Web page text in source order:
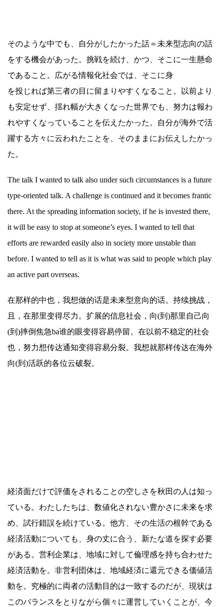
そのような中でも、自分がしたかった話＝未来型志向の話
をする機会があった。挑戦を続け、かつ、そこに一生懸命
であること。広がる情報化社会では、そこに身
を投じれば第三者の目に留まりやすくなること。以前より
も安定せず、揺れ幅が大きくなった世界でも、努力は報わ
れやすくなっていることを伝えたかった。自分が海外で活
躍する方々に云われたことを、そのままにお伝えしたかっ
た。
The talk I wanted to talk also under such circumstances is a future
type-oriented talk. A challenge is continued and it becomes frantic
there. At the spreading information society, if he is invested there,
it will be easy to stop at someone’s eyes. I wanted to tell that
efforts are rewarded easily also in society more unstable than
before. I wanted to tell as it is what was said to people which play
an active part overseas.
在那样的中也，我想做的话是未来型意向的话。持续挑战，
且，在那里变得尽力。扩展的信息社会，向(到)那里自己向
(到)摔倒焦急ba谁的眼变得容易停留。在以前不稳定的社会
也，努力想传达通知变得容易分裂。我想就那样传达在海外
向(到)活跃的各位云破裂。
経済面だけで評価をされることの空しさを秋田の人は知っ
ている。わたしたちは、数値化されない豊かさに未来を求
め、試行錯誤を続けている。他方、その生活の根幹である
経済活動についても、身の丈に合う、新たな道を探す必要
がある。営利企業は、地域に対して倫理感を持ち合わせた
経済活動を。非営利団体は、地域経済に還元できる価値活
動を。究極的に両者の活動目的は一致するのだが、現状は
このバランスをとりながら個々に運営していくことが、今